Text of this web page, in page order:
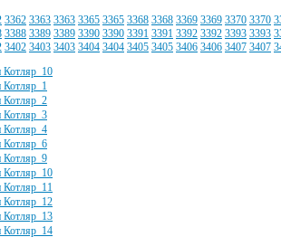
3362 3363 3363 3365 3365 3368 3368 3369 3369 3370 3370
3388 3389 3389 3390 3390 3391 3391 3392 3392 3393 3393
3402 3403 3403 3404 3404 3405 3405 3406 3406 3407 3407